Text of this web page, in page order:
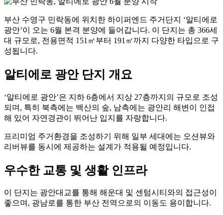
부산 수영구 민락동에 위치한 하이퍼엔드 주거단지 ‘알티에로
광안’이 오는 6월 본격 분양에 들어갑니다. 이 단지는 총 366세
대 규모로, 전용면적 151㎡부터 191㎡까지 다양한 타입으로 구
성됩니다.
알티에로 광안 단지 개요
‘알티에로 광안’은 지하 6층에서 지상 27층까지의 규모로 조성
되며, 특히 북측에는 백산의 숲, 남측에는 광안리 해변이 인접
해 있어 자연경관이 뛰어난 입지를 자랑합니다.
프리미엄 주거환경을 조성하기 위해 일부 세대에는 오션뷰와
리버뷰를 동시에 제공하는 설계가 적용될 예정입니다.
우수한 교통 및 생활 인프라
이 단지는 광안대교를 통해 해운대 및 센텀시티와의 접근성이
좋으며, 광남로를 통한 부산 전역으로의 이동도 용이합니다.